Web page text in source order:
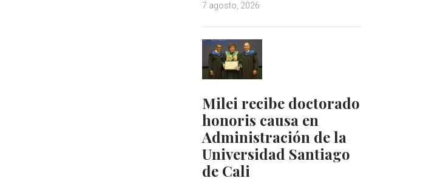
7 agosto, 2026
Milei recibe doctorado
honoris causa en
Administración de la
Universidad Santiago
de Cali